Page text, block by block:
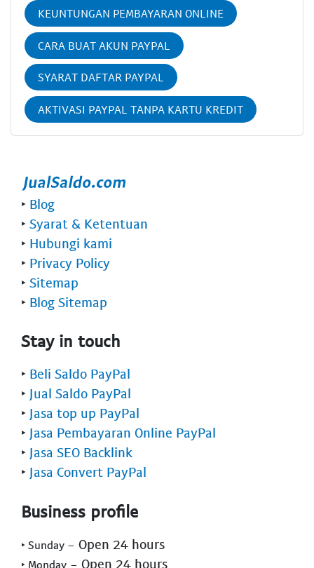
KEUNTUNGAN PEMBAYARAN ONLINE
CARA BUAT AKUN PAYPAL
SYARAT DAFTAR PAYPAL
AKTIVASI PAYPAL TANPA KARTU KREDIT
‣ Blog
‣ Syarat & Ketentuan
‣ Hubungi kami
‣ Privacy Policy
‣ Sitemap
‣ Blog Sitemap
Stay in touch
‣ Beli Saldo PayPal
‣ Jual Saldo PayPal
‣ Jasa top up PayPal
‣ Jasa Pembayaran Online PayPal
‣ Jasa SEO Backlink
‣ Jasa Convert PayPal
Business profile
‣ Sunday - Open 24 hours
‣ Monday - Open 24 hours